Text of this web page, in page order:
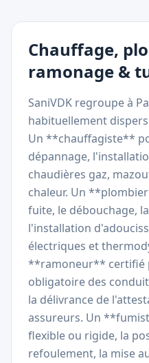
Chauffage,
ramonage &
SaniVDK regroupe à
habituellement
Un **chauffagiste**
dépannage,
chaudières gaz,
chaleur. Un
fuite, le débouchage,
l'installation
électriques et
**ramoneur** certifié
obligatoire des
la délivrance de
assureurs. Un
flexible ou rigide, la
refoulement, la mise